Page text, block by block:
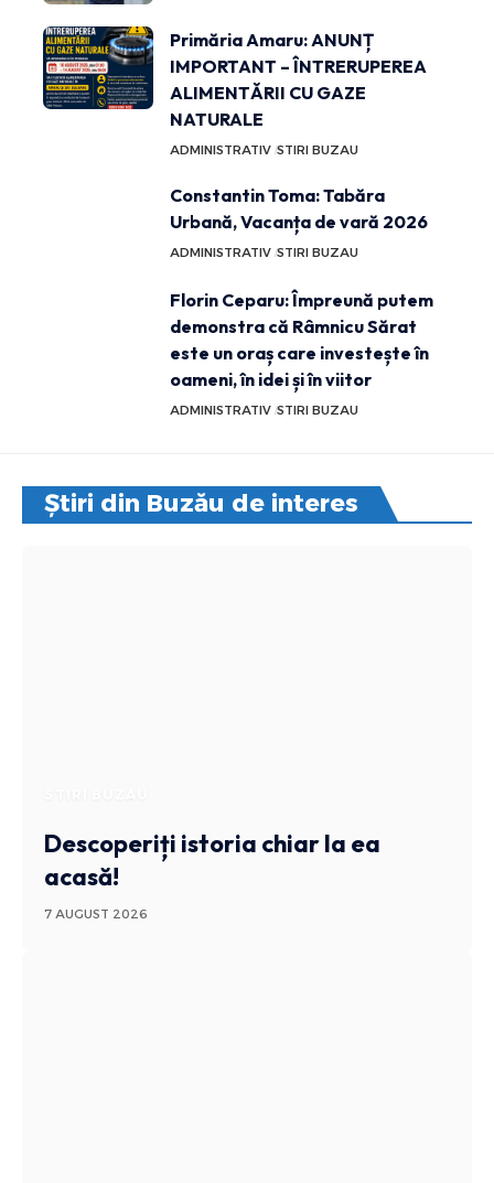
Primăria Amaru: ANUNȚ
IMPORTANT – ÎNTRERUPEREA
ALIMENTĂRII CU GAZE
NATURALE
ADMINISTRATIV STIRI BUZAU
Constantin Toma: Tabăra
Urbană, Vacanța de vară 2026
ADMINISTRATIV STIRI BUZAU
Florin Ceparu: Împreună putem
demonstra că Râmnicu Sărat
este un oraș care investește în
oameni, în idei și în viitor
ADMINISTRATIV STIRI BUZAU
Știri din Buzău de interes
Descoperiți istoria chiar la ea
acasă!
7 AUGUST 2026